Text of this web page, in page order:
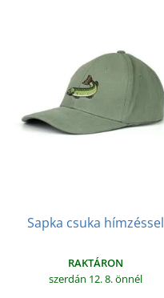
Sapka csuka hímzéssel
RAKTÁRON
szerdán 12. 8.önnél